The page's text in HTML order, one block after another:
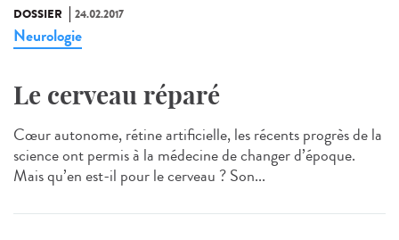
DOSSIER 24.02.2017
Neurologie
Le cerveau réparé
Cœur autonome, rétine artificielle, les récents progrès de la
science ont permis à la médecine de changer d’époque.
Mais qu’en est-il pour le cerveau ? Son...